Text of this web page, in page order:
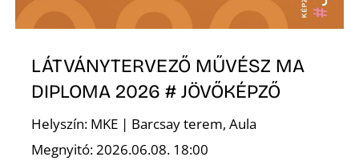
LÁTVÁNYTERVEZŐ MŰVÉSZ MA
DIPLOMA 2026 # JÖVŐKÉPZŐ
Helyszín: MKE | Barcsay terem, Aula
Megnyitó: 2026.06.08. 18:00